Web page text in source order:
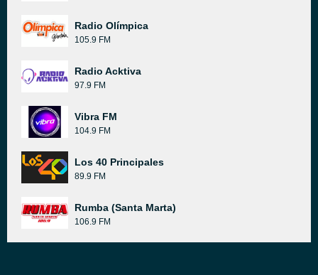
Radio Olímpica
105.9 FM
Radio Acktiva
97.9 FM
Vibra FM
104.9 FM
Los 40 Principales
89.9 FM
Rumba (Santa Marta)
106.9 FM